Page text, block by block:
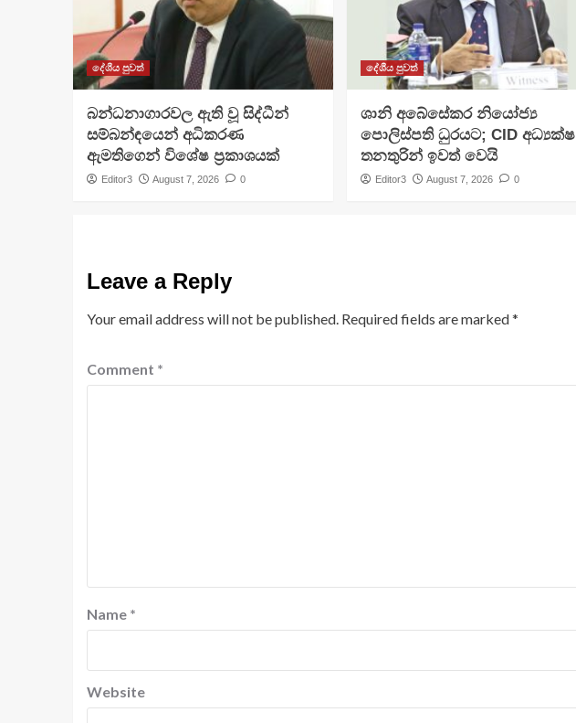
දේශීය පුවත්
බන්ධනාගාරවල ඇති වූ සිද්ධීන්
සම්බන්ඳයෙන් අධිකරණ
ඇමතිගෙන් විශේෂ ප්‍රකාශයක්
Editor3 August 7, 2026 0
දේශීය පුවත්
ශානි අබේසේකර නියෝජ්‍ය
පොලිස්පති ධුරයට; CID අධ්‍යක්ෂ
තනතුරින් ඉවත් වෙයි
Editor3 August 7, 2026 0
Leave a Reply
Your email address will not be published. Required fields are marked*
Comment *
Name *
Website